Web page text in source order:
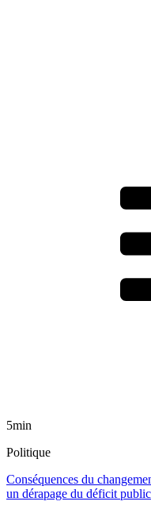
5min
Politique
Conséquences du
un dérapage du déficit public